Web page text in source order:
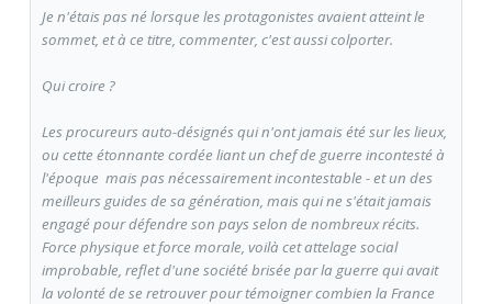
Je n'étais pas né lorsque les protagonistes avaient atteint le
sommet, et à ce titre, commenter, c'est aussi colporter.
Qui croire ?
Les procureurs auto-désignés qui n'ont jamais été sur les lieux,
ou cette étonnante cordée liant un chef de guerre incontesté à
l'époque  mais pas nécessairement incontestable - et un des
meilleurs guides de sa génération, mais qui ne s'était jamais
engagé pour défendre son pays selon de nombreux récits.
Force physique et force morale, voilà cet attelage social
improbable, reflet d'une société brisée par la guerre qui avait
la volonté de se retrouver pour témoigner combien la France